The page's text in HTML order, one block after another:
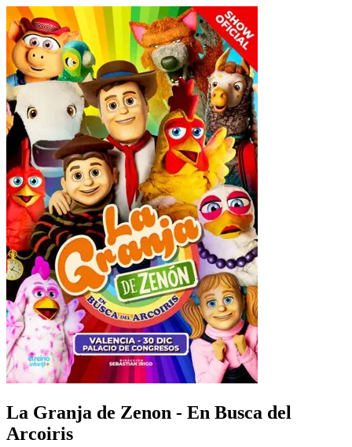
La Granja de Zenon - En Busca del
Arcoiris